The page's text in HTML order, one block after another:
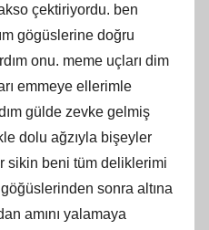
çektiriyordu. ben
gögüslerine doğru
onu. meme uçları dim
emmeye ellerimle
gülde zevke gelmiş
dolu ağzıyla bişeyler
sikin beni tüm deliklerimi
sonra altına
amını yalamaya